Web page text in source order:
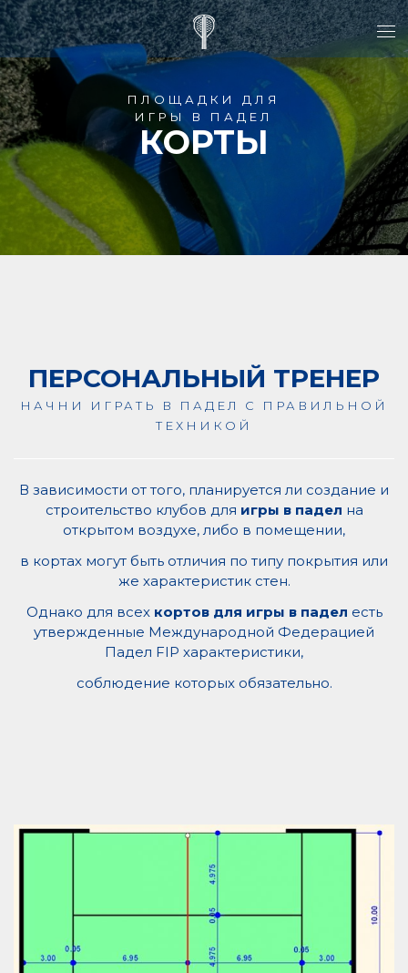
ПЛОЩАДКИ ДЛЯ
ИГРЫ В ПАДЕЛ
КОРТЫ
ПЕРСОНАЛЬНЫЙ ТРЕНЕР
НАЧНИ ИГРАТЬ В ПАДЕЛ С ПРАВИЛЬНОЙ
ТЕХНИКОЙ
В зависимости от того, планируется ли создание и
строительство клубов для игры в падел на
открытом воздухе, либо в помещении,
в кортах могут быть отличия по типу покрытия или
же характеристик стен.
Однако для всех кортов для игры в падел есть
утвержденные Международной Федерацией
Падел FIP характеристики,
соблюдение которых обязательно.